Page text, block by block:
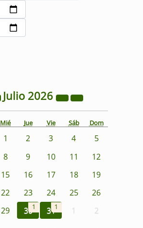
Julio 2026
Mié Jue Vie Sáb Dom
1 2 3 4
5
8 9 10 11
12
15 16 17 18
19
22 23 24 25
26
29 301 311 1 2